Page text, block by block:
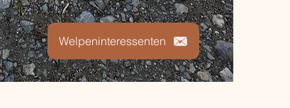
Welpeninteressenten